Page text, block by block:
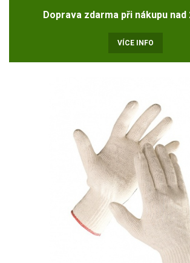
Doprava zdarma při nákupu nad
VÍCE INFO